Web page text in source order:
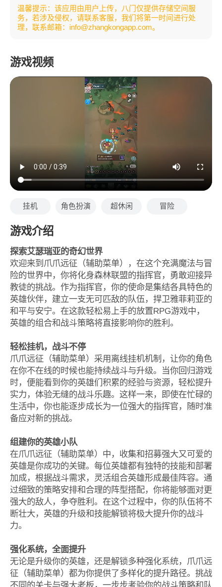
温馨提示：该应用由用户上传，八门仅提供存储空间服
务，若涉及侵权，请联系客服，我们将第一时间进行处
理，联系邮箱：info@zhangkongapp.com。
游戏视频
挂机 角色扮演 超休闲 冒险
游戏介绍
探索艾瑟瑞亚的奇幻世界
欢迎来到爪爪远征（辅助菜单），在这个充满魔法与冒
险的世界中，你将化身森林联盟的指挥官，勇敢迎接异
教徒的挑战。作为指挥官，你的使命是集结各具特色的
英雄伙伴，建立一支无可匹敌的队伍，捍卫雅菲莉亚的
和平与安宁。在这款轻松易上手的放置RPG游戏中，
英雄的组合和战斗策略将直接影响你的胜利。
轻松挂机，战斗不停
爪爪远征（辅助菜单）采用离线挂机机制，让你的角色
在你不在线的时候也能持续战斗与升级。当你回归游戏
时，便能看到你的英雄们积累的经验与资源，轻松提升
实力，体验无缝的战斗乐趣。这样一来，即使在忙碌的
生活中，你也能逐步成长为一位强大的指挥官，随时准
备应对新的挑战。
组建你的英雄小队
在爪爪远征（辅助菜单）中，收集和招募强大又可爱的
英雄是你成功的关键。每位英雄都有独特的技能和部署
加成，根据战斗需求，灵活组合英雄形成最佳阵容。通
过细致的策略安排和合理的阵型搭配，你将能够面对更
强大的敌人，争夺胜利。在这个过程中，你的队伍将不
断壮大，英雄的升级和技能解锁将极大提升你的战斗
力。
强化系统，全面提升
无论是升级你的英雄，还是解锁多种强化系统，爪爪远
征（辅助菜单）都为你提供了多样化的提升路径。挑战
不同的关卡与强大老板，一步步考验你的战斗策略和队